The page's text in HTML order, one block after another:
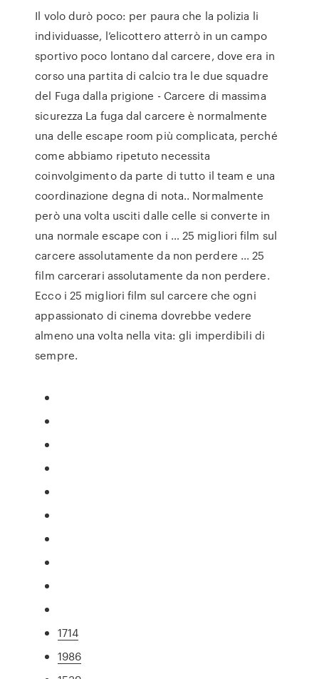
Il volo durò poco: per paura che la polizia li
individuasse, l’elicottero atterrò in un campo
sportivo poco lontano dal carcere, dove era in
corso una partita di calcio tra le due squadre
del Fuga dalla prigione - Carcere di massima
sicurezza La fuga dal carcere è normalmente
una delle escape room più complicata, perché
come abbiamo ripetuto necessita
coinvolgimento da parte di tutto il team e una
coordinazione degna di nota.. Normalmente
però una volta usciti dalle celle si converte in
una normale escape con i … 25 migliori film sul
carcere assolutamente da non perdere ... 25
film carcerari assolutamente da non perdere.
Ecco i 25 migliori film sul carcere che ogni
appassionato di cinema dovrebbe vedere
almeno una volta nella vita: gli imperdibili di
sempre.
1714
1986